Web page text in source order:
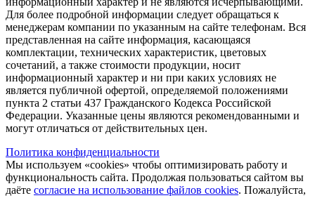
Для более подробной информации следует обращаться к
менеджерам компании по указанным на сайте телефонам. Вся
представленная на сайте информация, касающаяся
комплектации, технических характеристик, цветовых
сочетаний, а также стоимости продукции, носит
информационный характер и ни при каких условиях не
является публичной офертой, определяемой положениями
пункта 2 статьи 437 Гражданского Кодекса Российской
Федерации. Указанные цены являются рекомендованными и
могут отличаться от действительных цен.
Политика конфиденциальности
Мы используем «cookies» чтобы оптимизировать работу и
функциональность сайта. Продолжая пользоваться сайтом вы
даёте согласие на использование файлов cookies. Пожалуйста,